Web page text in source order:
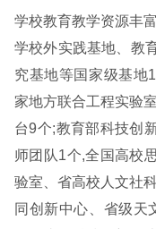
学校教育教学资源丰
学校外实践基地、教
究基地等国家级基地
家地方联合工程实验
台9个;教育部科技创
师团队1个,全国高校
验室、省高校人文社
同创新中心、省级天